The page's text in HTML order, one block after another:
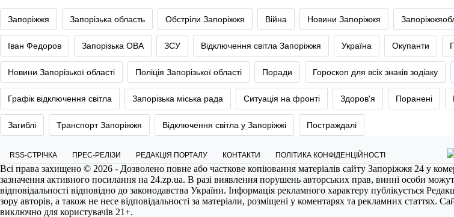
Запоріжжя Запорізька область Обстріли Запоріжжя Війна Новини Запоріжжя
Іван Федоров Запорізька ОВА ЗСУ Відключення світла Запоріжжя Україна Окупанти
Новини Запорізької області Поліція Запорізької області Поради Гороскоп для всіх знаків зодіаку
Графік відключення світла Запорізька міська рада Ситуація на фронті Здоров'я Поранені
Загиблі Транспорт Запоріжжя Відключення світла у Запоріжжі Постраждалі
RSS-СТРІЧКА ПРЕС-РЕЛІЗИ РЕДАКЦІЯ ПОРТАЛУ КОНТАКТИ ПОЛІТИКА КОНФІДЕНЦІЙНОСТІ
Всі права захищено © 2026 - Дозволено повне або часткове копіювання матеріалів сайту Запоріжжя 24 у
зазначення активного посилання на 24.zp.ua. В разі виявлення порушень авторських прав, винні особи
відповідальності відповідно до законодавства України. Інформація рекламного характеру публікується
зору авторів, а також не несе відповідальності за матеріали, розміщені у коментарях та рекламних статтях.
виключно для користувачів 21+.